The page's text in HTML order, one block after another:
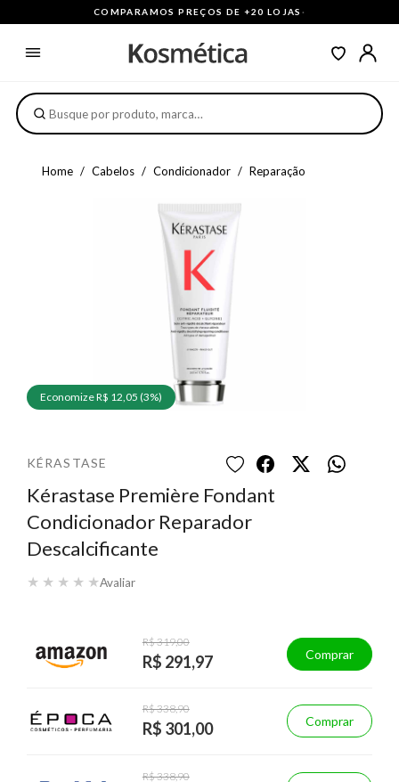
COMPARAMOS PREÇOS DE +20 LOJAS ·
Home Cabelos Condicionador Reparação
Economize R$ 12,05 (3%)
KÉRASTASE
Kérastase Première Fondant
Condicionador Reparador
Descalcificante
★ ★ ★ ★ ★Avaliar
R$ 319,00
R$ 291,97 Comprar
R$ 338,90
R$ 301,00 Comprar
R$ 338,90